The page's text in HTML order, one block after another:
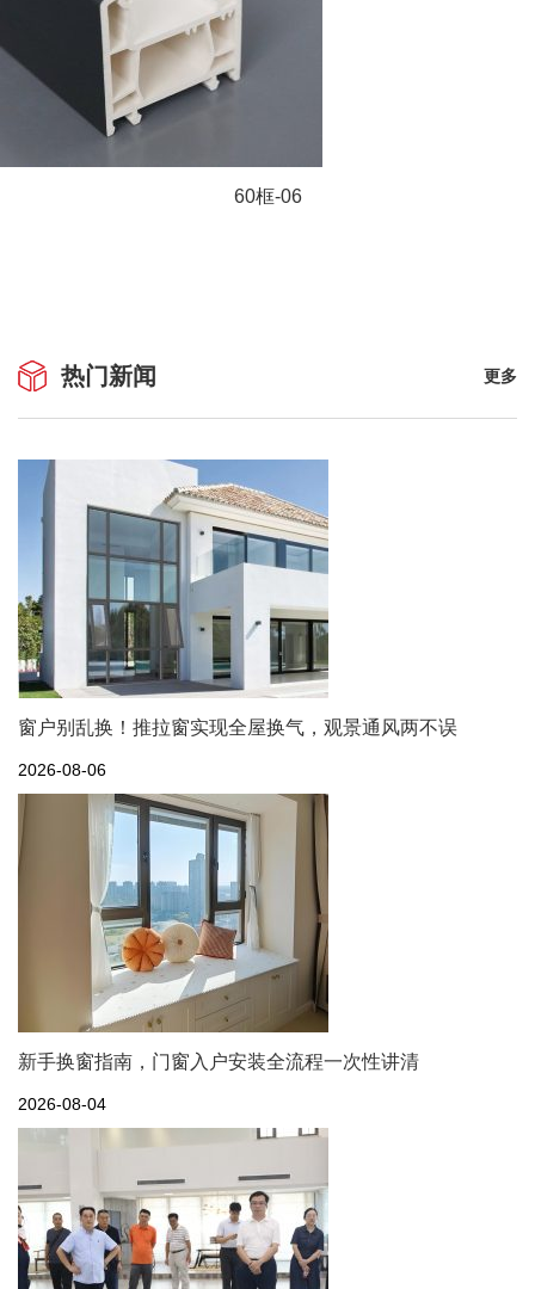
60框-06
热门新闻 更多
窗户别乱换！推拉窗实现全屋换气，观景通风两不误
2026-08-06
新手换窗指南，门窗入户安装全流程一次性讲清
2026-08-04